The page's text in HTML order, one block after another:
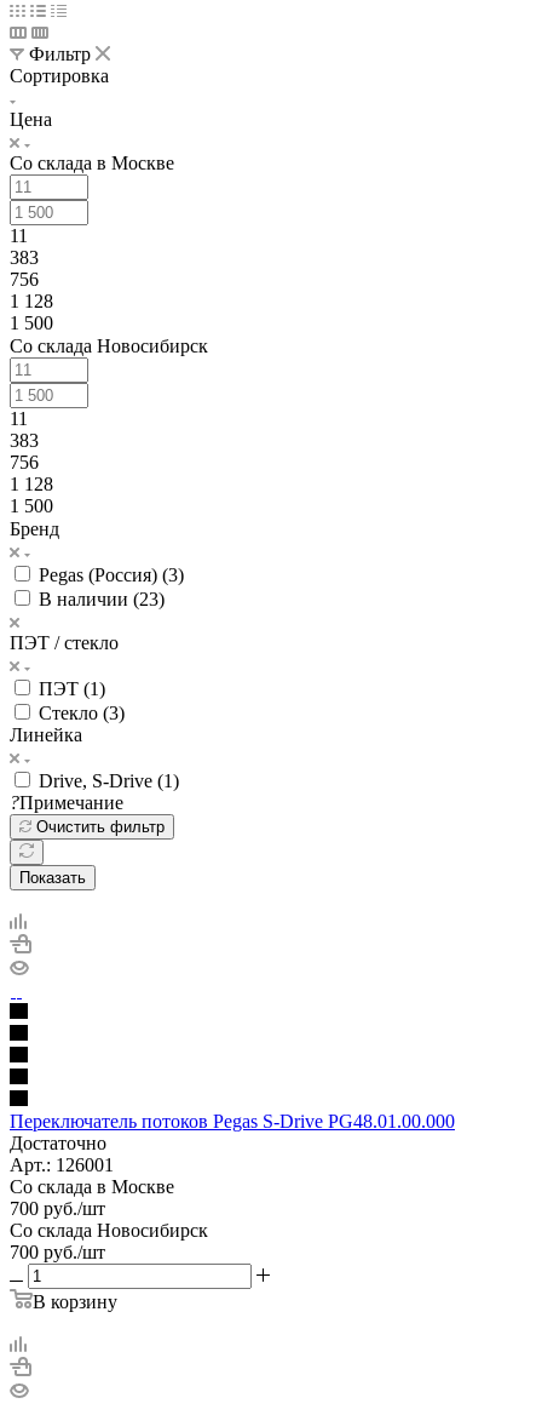
Фильтр
Сортировка
Цена
Со склада в Москве
11
383
756
1 128
1 500
Со склада Новосибирск
11
383
756
1 128
1 500
Бренд
Pegas (Россия) (3)
В наличии (23)
ПЭТ / стекло
ПЭТ (1)
Стекло (3)
Линейка
Drive, S-Drive (1)
?Примечание
Очистить фильтр
Показать
Переключатель потоков Pegas S-Drive PG48.01.00.000
Достаточно
Арт.: 126001
Со склада в Москве
700 руб./шт
Со склада Новосибирск
700 руб./шт
В корзину